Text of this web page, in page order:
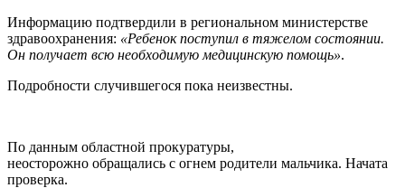
Информацию подтвердили в региональном министерстве
здравоохранения: «Ребенок поступил в тяжелом состоянии.
Он получает всю необходимую медицинскую помощь».
Подробности случившегося пока неизвестны.
По данным областной прокуратуры,
неосторожно обращались с огнем родители мальчика. Начата
проверка.